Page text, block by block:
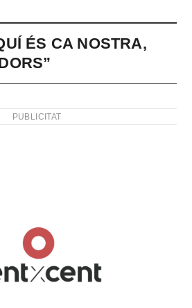
ÉS CA NOSTRA,
PUBLICITAT